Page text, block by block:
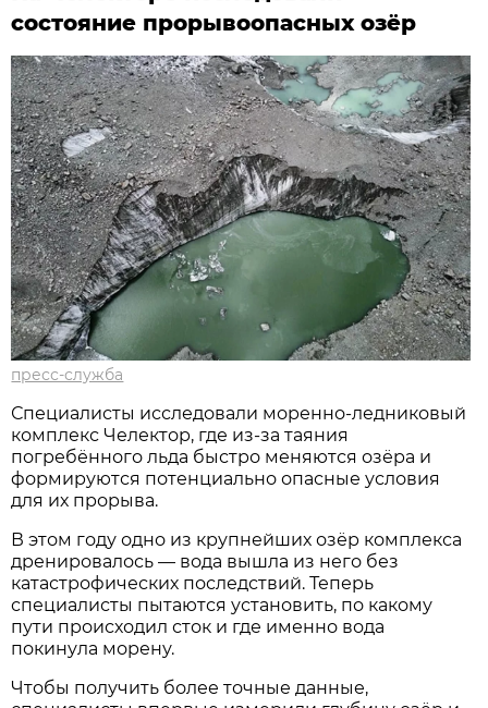
состояние прорывоопасных озёр
пресс-служба
Специалисты исследовали моренно-ледниковый
комплекс Челектор, где из-за таяния
погребённого льда быстро меняются озёра и
формируются потенциально опасные условия
для их прорыва.
В этом году одно из крупнейших озёр комплекса
дренировалось — вода вышла из него без
катастрофических последствий. Теперь
специалисты пытаются установить, по какому
пути происходил сток и где именно вода
покинула морену.
Чтобы получить более точные данные,